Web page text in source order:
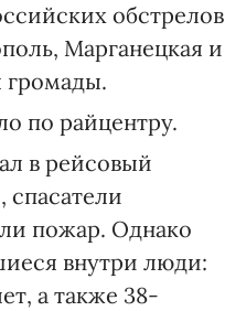
обстрелов
Марганецкая и
громады.
по райцентру.
в рейсовый
спасатели
пожар. Однако
внутри люди:
а также 38-